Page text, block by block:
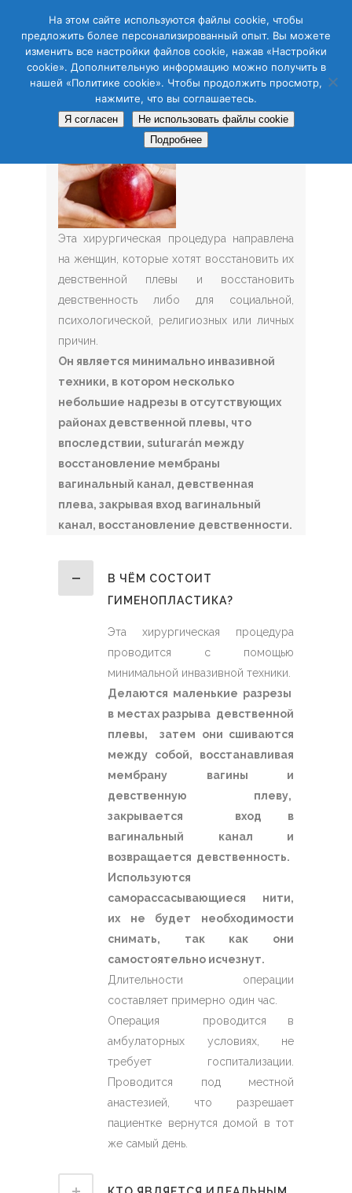
CAS ENG
Эта хирургическая процедура направлена
на женщин, которые хотят восстановить их
девственной плевы и восстановить
девственность либо для социальной,
психологической, религиозных или личных
причин.
Он является минимально инвазивной
техники, в котором несколько
небольшие надрезы в отсутствующих
районах девственной плевы, что
впоследствии, suturarán между
восстановление мембраны
вагинальный канал, девственная
плева, закрывая вход вагинальный
канал, восстановление девственности.
В ЧЁМ СОСТОИТ
ГИМЕНОПЛАСТИКА?
Эта хирургическая процедура
проводится с помощью
минимальной инвазивной техники.
Делаются маленькие разрезы
в местах разрыва девственной
плевы, затем они сшиваются
между собой, восстанавливая
мембрану вагины и
девственную плеву,
закрывается вход в
вагинальный канал и
возвращается девственность.
Используются
саморассасывающиеся нити,
их не будет необходимости
снимать, так как они
самостоятельно исчезнут.
Длительности операции
составляет примерно один час.
Операция проводится в
амбулаторных условиях, не
требует госпитализации.
Проводится под местной
анастезией, что разрешает
пациентке вернутся домой в тот
же самый день.
На этом сайте используются файлы cookie, чтобы
предложить более персонализированный опыт. Вы можете
изменить все настройки файлов cookie, нажав «Настройки
cookie». Дополнительную информацию можно получить в
нашей «Политике cookie». Чтобы продолжить просмотр,
нажмите, что вы соглашаетесь.
Я согласен
Не использовать файлы cookie
Подробнее